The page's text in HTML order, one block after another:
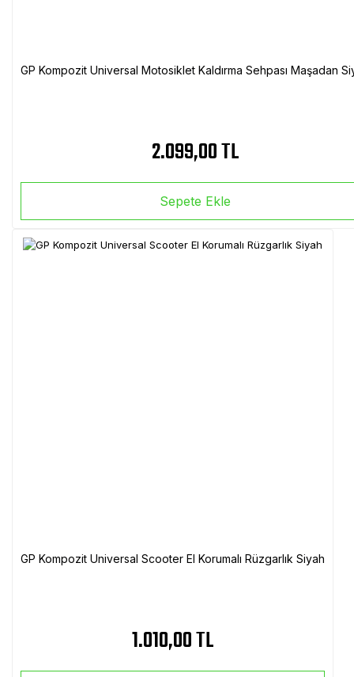
GP Kompozit Universal Motosiklet Kaldırma Sehpası Maşadan
2.099,00 TL
Sepete Ekle
GP Kompozit Universal Scooter El Korumalı Rüzgarlık Siyah
1.010,00 TL